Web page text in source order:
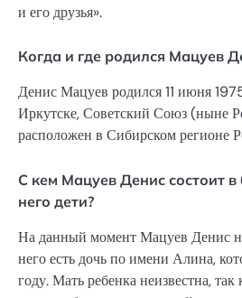
и его друзья».
Когда и где родился Мацуев
Денис Мацуев родился 11 июня
Иркутске, Советский Союз (ныне
расположен в Сибирском регионе
С кем Мацуев Денис состоит в
него дети?
На данный момент Мацуев Денис
него есть дочь по имени Алина,
году. Мать ребенка неизвестна,